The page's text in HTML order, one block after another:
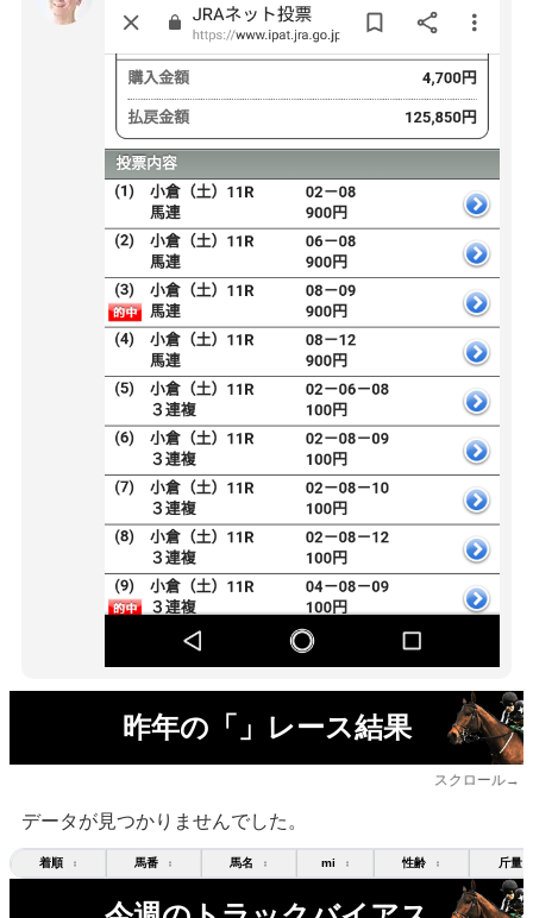
昨年の「」レース結果
スクロール→
データが見つかりませんでした。
着順 ↕ 馬番 ↕ 馬名 ↕ mi ↕ 性齢 ↕ 斤量